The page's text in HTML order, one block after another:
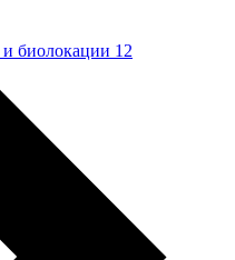
и биолокации 12